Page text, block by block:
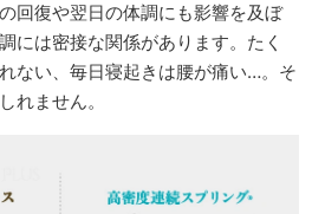
回復や翌日の体調にも影響を及ぼ
には密接な関係があります。たく
ない、毎日寝起きは腰が痛い…。そ
れません。